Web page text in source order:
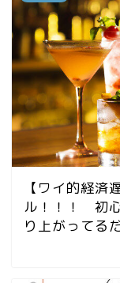
【ワイ的経済
ル！！！ 初
り上がってる